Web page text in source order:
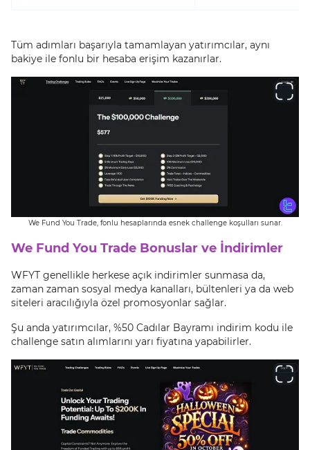
Tüm adımları başarıyla tamamlayan yatırımcılar, aynı
bakiye ile fonlu bir hesaba erişim kazanırlar.
We Fund You Trade, fonlu hesaplarında esnek challenge koşulları sunar.
We Fund You Trade Bonuslar ve İndirimler
WFYT genellikle herkese açık indirimler sunmasa da,
zaman zaman sosyal medya kanalları, bültenleri ya da web
siteleri aracılığıyla özel promosyonlar sağlar.
Şu anda yatırımcılar, %50 Cadılar Bayramı indirim kodu ile
challenge satın alımlarını yarı fiyatına yapabilirler.